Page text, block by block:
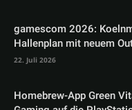
gamescom 2026:
Hallenplan mit neuem
22. Juli 2026
Homebrew-App Green